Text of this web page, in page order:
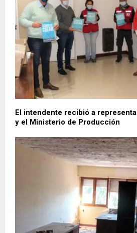
El intendente recibió a
y el Ministerio de Producción